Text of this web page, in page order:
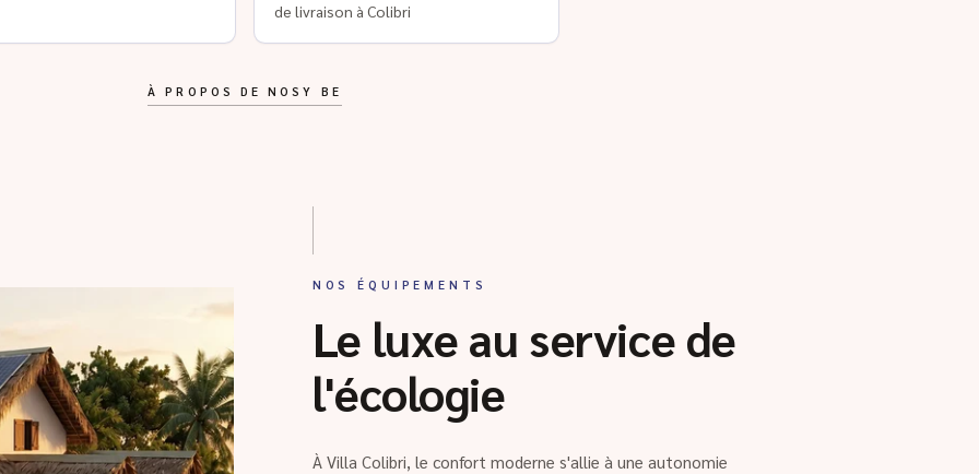
de livraison à Colibri
À PROPOS DE NOSY BE
NOS ÉQUIPEMENTS
Le luxe au service de
l'écologie
À Villa Colibri, le confort moderne s'allie à une autonomie